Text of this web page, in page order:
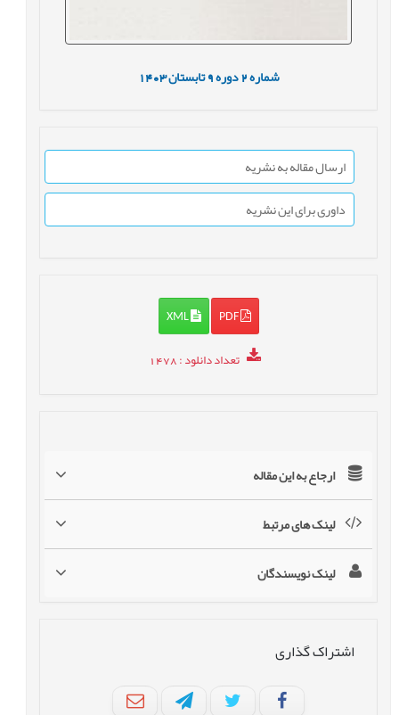
شماره2 دوره9 تابستان1403
ارسال مقاله به نشریه
داوری برای این نشریه
PDF
XML
تعداد دانلود: 1478
ارجاع به این مقاله
لینک های مرتبط
لینک نویسندگان
اشتراک گذاری